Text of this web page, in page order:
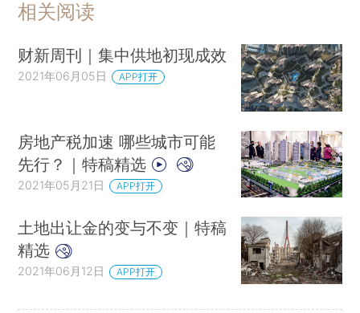
相关阅读
财新周刊｜集中供地初现成效
2021年06月05日 APP打开
房地产税加速 哪些城市可能
先行？｜特稿精选
2021年05月21日 APP打开
土地出让金的变与不变｜特稿
精选
2021年06月12日 APP打开